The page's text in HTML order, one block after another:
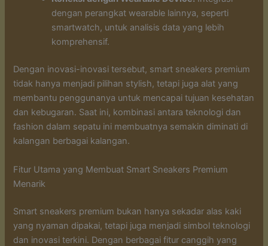
dengan perangkat wearable lainnya, seperti
smartwatch, untuk analisis data yang lebih
komprehensif.
Dengan inovasi-inovasi tersebut, smart sneakers premium
tidak hanya menjadi pilihan stylish, tetapi juga alat yang
membantu penggunanya untuk mencapai tujuan kesehatan
dan kebugaran. Saat ini, kombinasi antara teknologi dan
fashion dalam sepatu ini membuatnya semakin diminati di
kalangan berbagai kalangan.
Fitur Utama yang Membuat Smart Sneakers Premium
Menarik
Smart sneakers premium bukan hanya sekadar alas kaki
yang nyaman dipakai, tetapi juga menjadi simbol teknologi
dan inovasi terkini. Dengan berbagai fitur canggih yang